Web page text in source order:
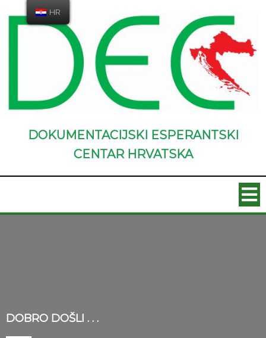
DOKUMENTACIJSKI ESPERANTSKI
CENTAR HRVATSKA
DOBRO DOŠLI . . .
HR